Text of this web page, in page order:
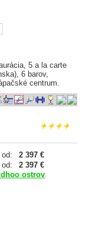
5 a la carte
6 barov,
centrum.
2 397 €
2 397 €
ostrov